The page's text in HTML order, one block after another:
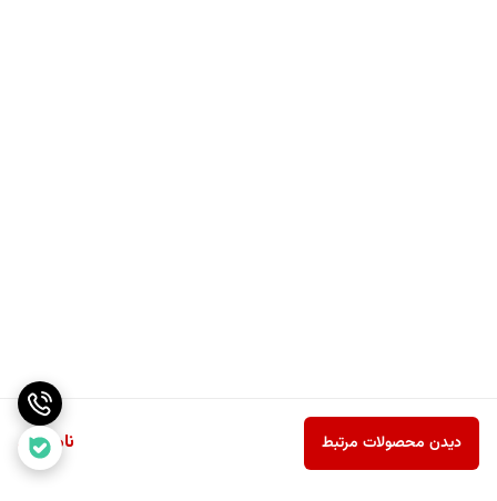
ناموجود دیدن محصولات مرتبط